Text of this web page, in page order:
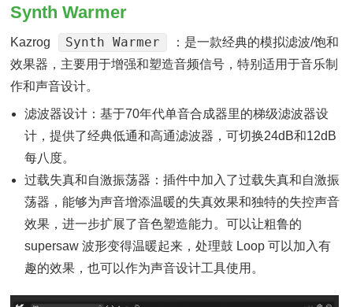
Synth Warmer
Kazrog Synth Warmer
：是一款经典的模拟滤波/饱和
效果器，主要用于增强和塑造音频信号，特别适用于音乐制
作和声音设计。
滤波器设计：基于70年代单音合成器里的梯级滤波器设
计，提供了经典低通和高通滤波器，可切换24dB和12dB
每八度。
过载失真和自激振荡器：插件中加入了过载失真和自激振
荡器，能够为声音增添温暖的失真效果和独特的失控声音
效果，进一步扩展了音色塑造能力。可以让粗鲁的
supersaw 波形变得温暖起来，处理鼓 Loop 可以加入有
趣的效果，也可以作为声音设计工具使用。